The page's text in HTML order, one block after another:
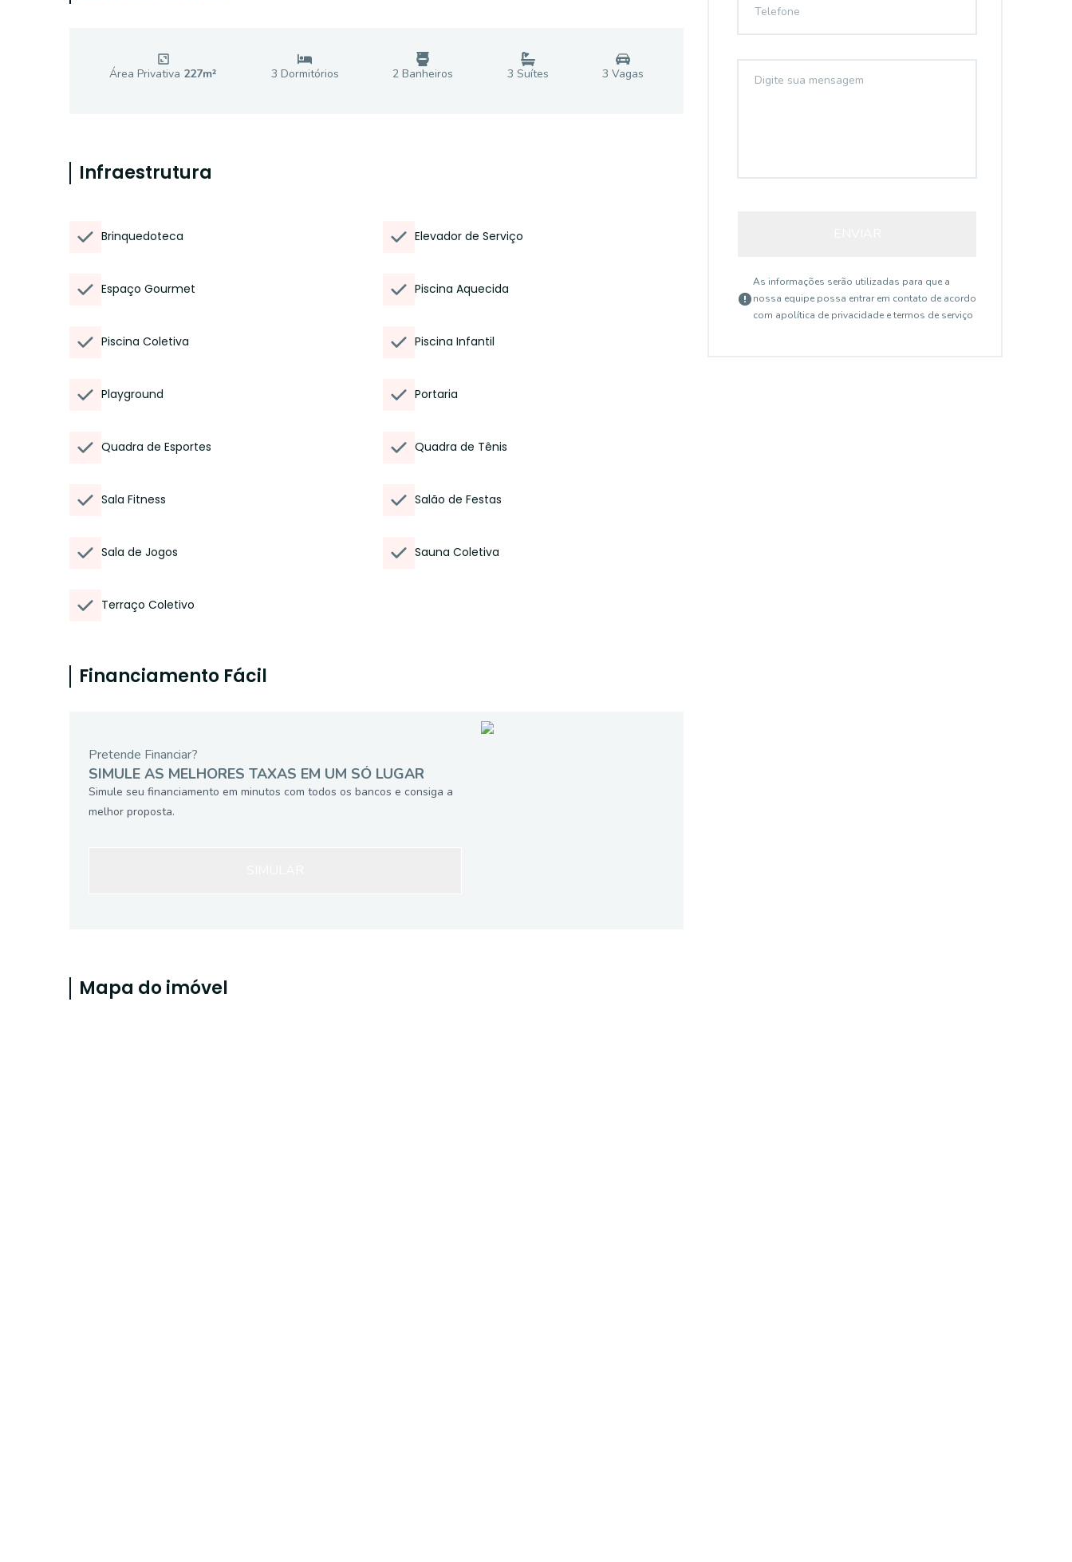
Área Privativa 227m² 3 Dormitórios 2 Banheiros 3 Suítes 3 Vagas
Infraestrutura
Brinquedoteca Elevador de Serviço
Espaço Gourmet Piscina Aquecida
Piscina Coletiva Piscina Infantil
Playground Portaria
Quadra de Esportes Quadra de Tênis
Sala Fitness Salão de Festas
Sala de Jogos Sauna Coletiva
Terraço Coletivo
Financiamento Fácil
Pretende Financiar?
SIMULE AS MELHORES TAXAS EM UM SÓ LUGAR
Simule seu financiamento em minutos com todos os bancos e consiga a
melhor proposta.
Mapa do imóvel
As informações serão utilizadas para que a
nossa equipe possa entrar em contato de acordo
com apolítica de privacidade e termos de serviço